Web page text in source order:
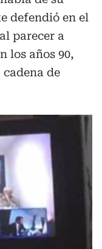
defendió en el
parecer a
los años 90,
de